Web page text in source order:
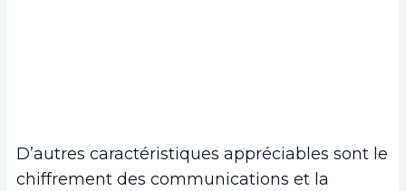
D’autres caractéristiques appréciables sont le
chiffrement des communications et la